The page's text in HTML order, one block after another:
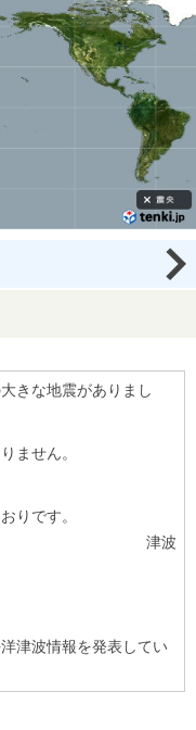
きな地震がありまし
ません。
りです。
所名 津波
ラタ
津波情報を発表してい